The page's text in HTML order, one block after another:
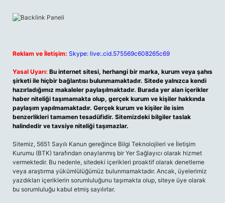
Reklam ve İletişim: Skype: live:.cid.575569c608265c69
Yasal Uyarı: Bu internet sitesi, herhangi bir marka, kurum veya şahıs
şirketi ile hiçbir bağlantısı bulunmamaktadır. Sitede yalnızca kendi
hazırladığımız makaleler paylaşılmaktadır. Burada yer alan içerikler
haber niteliği taşımamakta olup, gerçek kurum ve kişiler hakkında
paylaşım yapılmamaktadır. Gerçek kurum ve kişiler ile isim
benzerlikleri tamamen tesadüfidir. Sitemizdeki bilgiler taslak
halindedir ve tavsiye niteliği taşımazlar.
Sitemiz, 5651 Sayılı Kanun gereğince Bilgi Teknolojileri ve İletişim
Kurumu (BTK) tarafından onaylanmış bir Yer Sağlayıcı olarak hizmet
vermektedir. Bu nedenle, sitedeki içerikleri proaktif olarak denetleme
veya araştırma yükümlülüğümüz bulunmamaktadır. Ancak, üyelerimiz
yazdıkları içeriklerin sorumluluğunu taşımakta olup, siteye üye olarak
bu sorumluluğu kabul etmiş sayılırlar.